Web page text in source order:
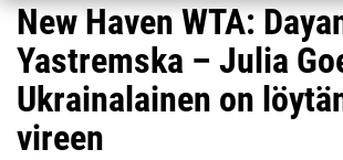
New Haven WTA:
Yastremska – Julia
Ukrainalainen on
vireen